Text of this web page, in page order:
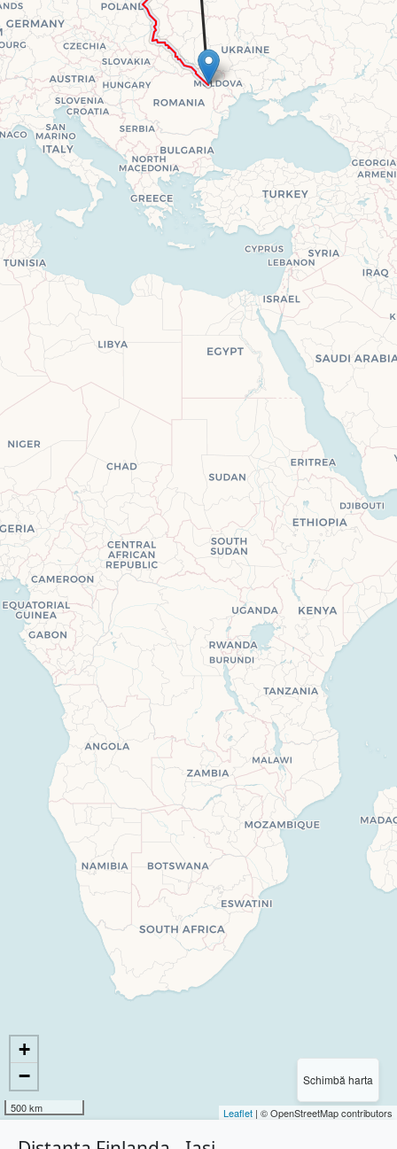
Schimbă harta
+
−
500 km Leaflet | © OpenStreetMap contributors